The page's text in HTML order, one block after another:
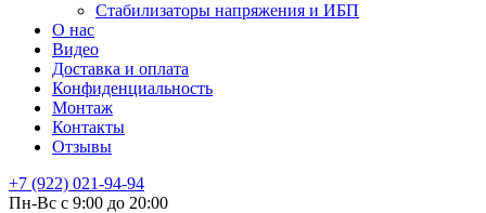
Стабилизаторы напряжения и ИБП
О нас
Видео
Доставка и оплата
Конфиденциальность
Монтаж
Контакты
Отзывы
+7 (922) 021-94-94
Пн-Вс с 9:00 до 20:00